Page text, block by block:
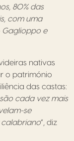
80% das
com uma
Gaglioppo e
nativas
o património
das castas:
cada vez mais
se
“, diz